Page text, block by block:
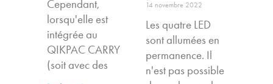
Cependant,
lorsqu'elle est
intégrée au
QIKPAC CARRY
(soit avec des
14 novembre 2022
Les quatre LED
sont allumées en
permanence. Il
n'est pas possible